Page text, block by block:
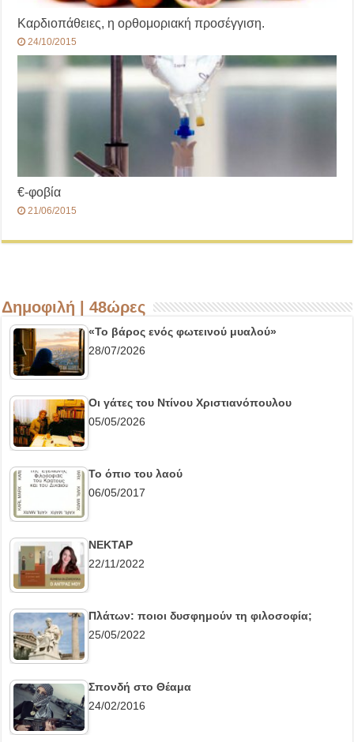
Καρδιοπάθειες, η ορθομοριακή προσέγγιση.
24/10/2015
€-φοβία
21/06/2015
Δημοφιλή | 48ώρες
«Το βάρος ενός φωτεινού μυαλού»
28/07/2026
Οι γάτες του Ντίνου Χριστιανόπουλου
05/05/2026
Το όπιο του λαού
06/05/2017
ΝΕΚΤΑΡ
22/11/2022
Πλάτων: ποιοι δυσφημούν τη φιλοσοφία;
25/05/2022
Σπονδή στο Θέαμα
24/02/2016